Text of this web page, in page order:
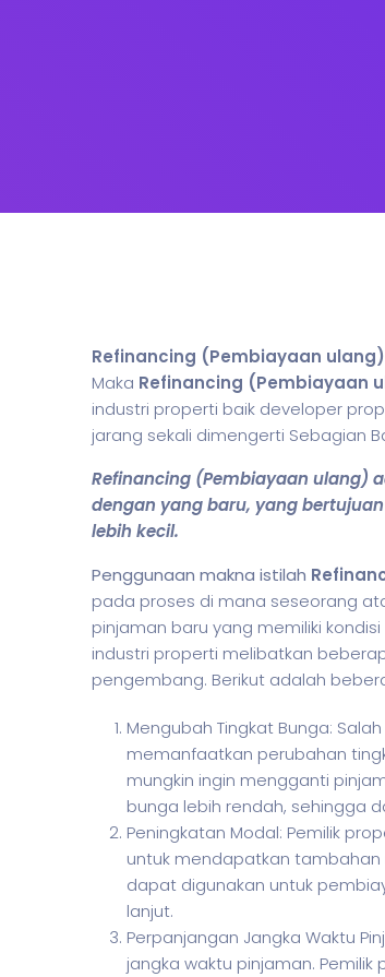
Refinancing (Pembiayaan ulang)
Maka Refinancing (Pembiayaan
industri properti baik developer
jarang sekali dimengerti Sebagian
Refinancing (Pembiayaan ulang)
dengan yang baru, yang
lebih kecil.
Penggunaan makna istilah
pada proses di mana seseorang
pinjaman baru yang memiliki
industri properti melibatkan
pengembang. Berikut adalah
Mengubah Tingkat Bunga:
memanfaatkan perubahan
mungkin ingin mengganti
bunga lebih rendah, sehingga
Peningkatan Modal: Pemilik
untuk mendapatkan
dapat digunakan untuk
lanjut.
Perpanjangan Jangka Waktu
jangka waktu pinjaman.